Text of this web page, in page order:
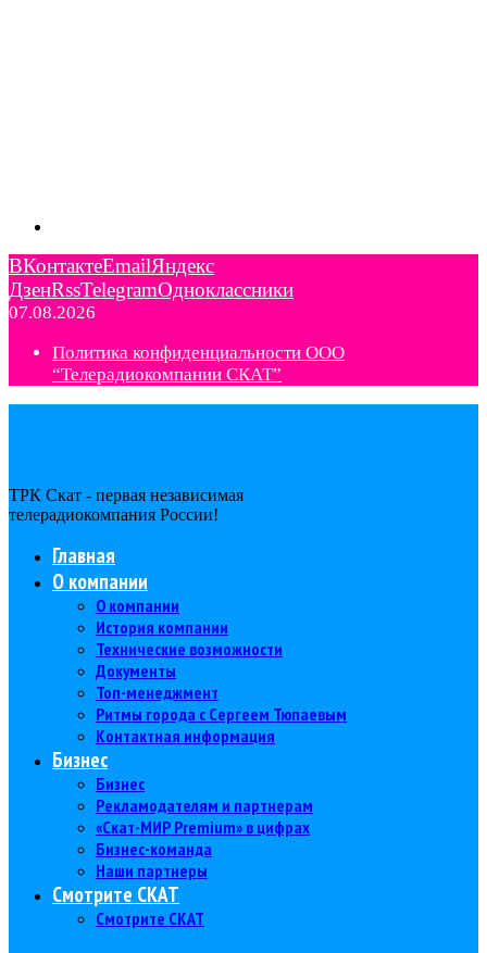
ВКонтактеEmailЯндекс
ДзенRssTelegramОдноклассники
07.08.2026
Политика конфиденциальности ООО
“Телерадиокомпании СКАТ”
ТРК Скат - первая независимая
телерадиокомпания Роcсии!
Главная
О компании
О компании
История компании
Технические возможности
Документы
Топ-менеджмент
Ритмы города с Сергеем Тюпаевым
Контактная информация
Бизнес
Бизнес
Рекламодателям и партнерам
«Скат-МИР Premium» в цифрах
Бизнес-команда
Наши партнеры
Смотрите СКАТ
Смотрите СКАТ